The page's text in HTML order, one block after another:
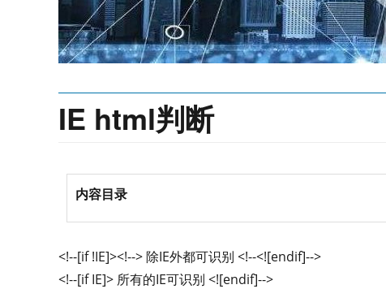
IE html判断
内容目录
<!--[if !IE]><!--> 除IE外都可识别 <!--<![endif]-->
<!--[if IE]> 所有的IE可识别 <![endif]-->